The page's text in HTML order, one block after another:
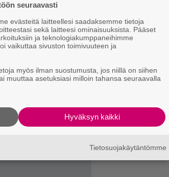
ja Sue-lehden
Tikettiin.
Helsingin
tarjoaa
osaamista
Kent
Suomeen
Blind
tauolta –
Tampere
seuraavasti
evästeitä laitteellesi saadaksemme tietoja
sekä laitteesi ominaisuuksista. Pääset
ja teknologiakumppaneihimme
vaikuttaa sivuston toimivuuteen ja
myös ilman suostumusta, jos niillä on siihen
muuttaa asetuksiasi milloin tahansa seuraavalla
Hyväksyn kaikki
Tietosuojakäytäntömme